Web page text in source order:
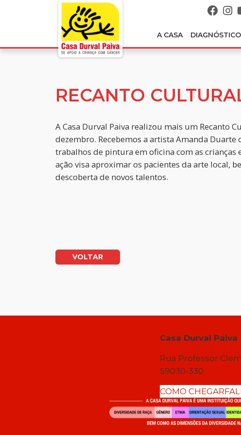
A CASA
RECANTO
A Casa Durval Paiva realizou mais um Recanto
dezembro. Recebemos a artista Amanda
trabalhos de pintura em oficina com as crianças
ação visa aproximar os pacientes da arte local,
descoberta de novos talentos.
VOLTAR
Casa Durval Paiva
Rua Professor
59030-330
COMO CHEGAR